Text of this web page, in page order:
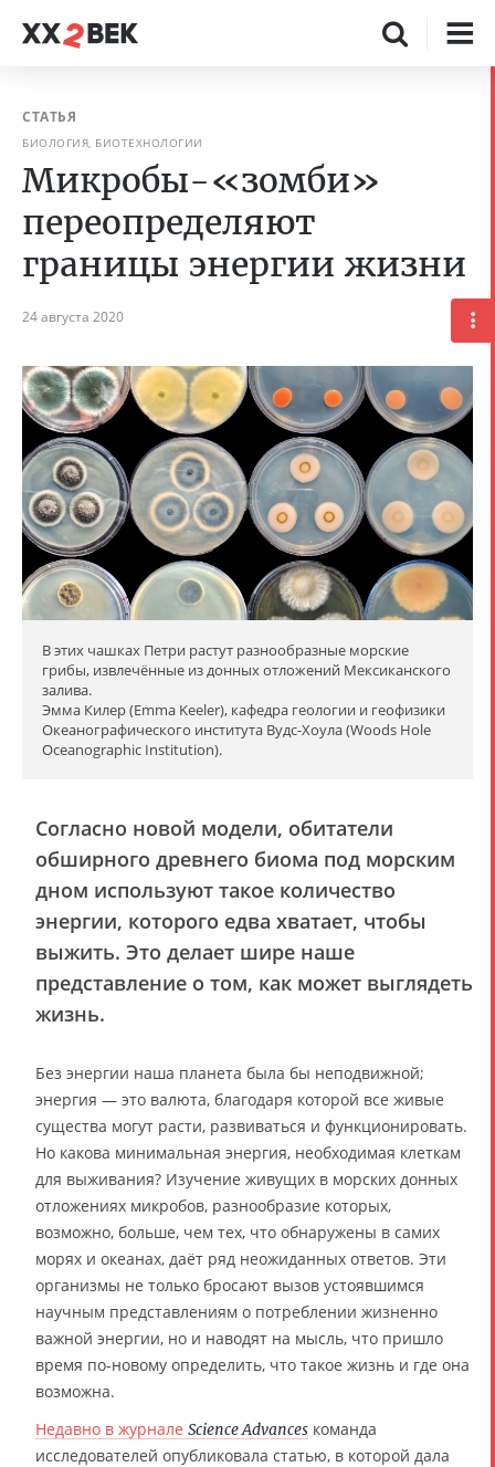
СТАТЬЯ
БИОЛОГИЯ, БИОТЕХНОЛОГИИ
Микробы-«зомби»
переопределяют
границы энергии жизни
24 августа 2020
В этих чашках Петри растут разнообразные морские
грибы, извлечённые из донных отложений Мексиканского
залива.
Эмма Килер (Emma Keeler), кафедра геологии и геофизики
Океанографического института Вудс-Хоула (Woods Hole
Oceanographic Institution).
Согласно новой модели, обитатели
обширного древнего биома под морским
дном используют такое количество
энергии, которого едва хватает, чтобы
выжить. Это делает шире наше
представление о том, как может выглядеть
жизнь.
Без энергии наша планета была бы неподвижной;
энергия — это валюта, благодаря которой все живые
существа могут расти, развиваться и функционировать.
Но какова минимальная энергия, необходимая клеткам
для выживания? Изучение живущих в морских донных
отложениях микробов, разнообразие которых,
возможно, больше, чем тех, что обнаружены в самих
морях и океанах, даёт ряд неожиданных ответов. Эти
организмы не только бросают вызов устоявшимся
научным представлениям о потреблении жизненно
важной энергии, но и наводят на мысль, что пришло
время по-новому определить, что такое жизнь и где она
возможна.
Недавно в журнале Science Advances команда
исследователей опубликовала статью, в которой дала